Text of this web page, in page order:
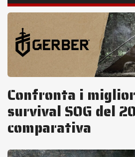
Confronta i
survival SOG del
comparativa